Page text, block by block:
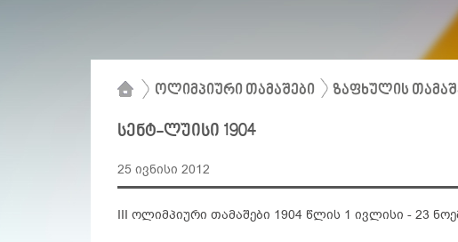
ოლიმპიური თამაშები ზაფხულის
სენტ-ლუისი 1904
25 ივნისი 2012
III ოლიმპიური თამაშები 1904 წლის 1 ივლისი - 23